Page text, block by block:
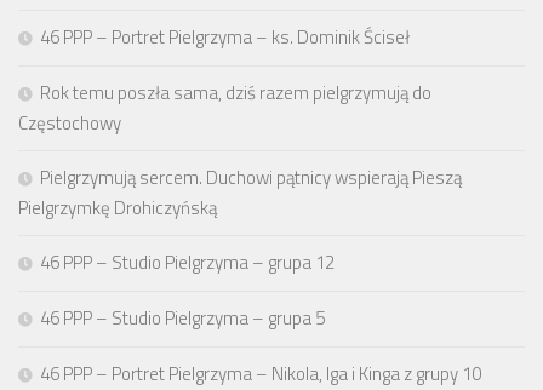
46 PPP – Portret Pielgrzyma – ks. Dominik Ściseł
Rok temu poszła sama, dziś razem pielgrzymują do
Częstochowy
Pielgrzymują sercem. Duchowi pątnicy wspierają Pieszą
Pielgrzymkę Drohiczyńską
46 PPP – Studio Pielgrzyma – grupa 12
46 PPP – Studio Pielgrzyma – grupa 5
46 PPP – Portret Pielgrzyma – Nikola, Iga i Kinga z grupy 10